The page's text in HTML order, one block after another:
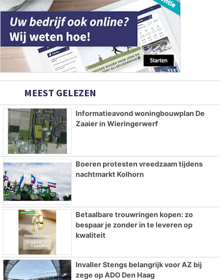
MEEST GELEZEN
Informatieavond woningbouwplan De
Zaaier in Wieringerwerf
Boeren protesten vreedzaam tijdens
nachtmarkt Kolhorn
Betaalbare trouwringen kopen: zo
bespaar je zonder in te leveren op
kwaliteit
Invaller Stengs belangrijk voor AZ bij
zege op ADO Den Haag